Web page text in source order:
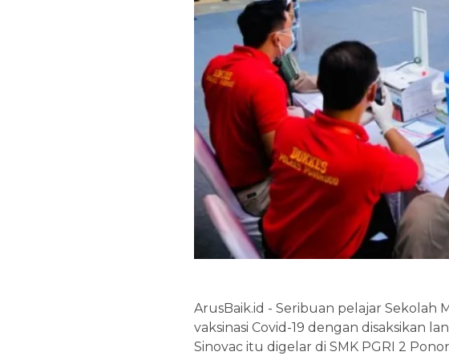
ArusBaik.id - Seribuan pelajar Sekolah
vaksinasi Covid-19 dengan disaksikan
Sinovac itu digelar di SMK PGRI 2